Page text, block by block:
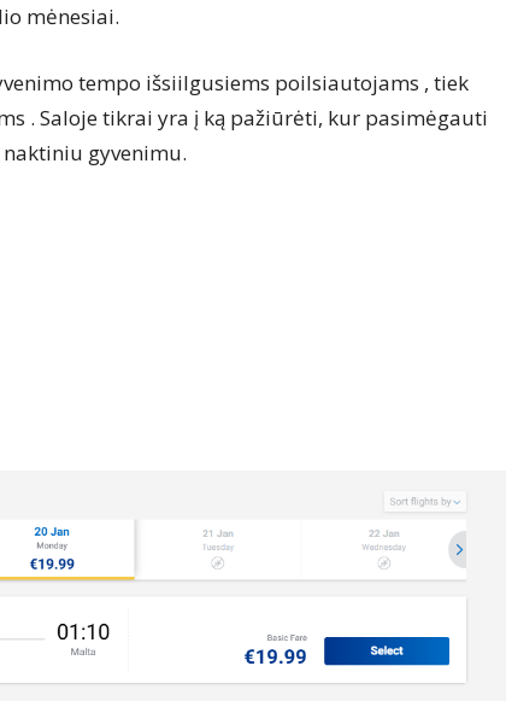
mėnesiai.
tempo išsiilgusiems poilsiautojams , tiek
. Saloje tikrai yra į ką pažiūrėti, kur pasimėgauti
gyvenimu.